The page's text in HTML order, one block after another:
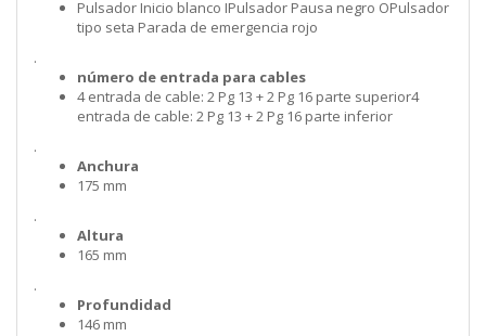
Pulsador Inicio blanco IPulsador Pausa negro OPulsador
tipo seta Parada de emergencia rojo
.
número de entrada para cables
4 entrada de cable: 2 Pg 13 + 2 Pg 16 parte superior4
entrada de cable: 2 Pg 13 + 2 Pg 16 parte inferior
.
Anchura
175 mm
.
Altura
165 mm
.
Profundidad
146 mm